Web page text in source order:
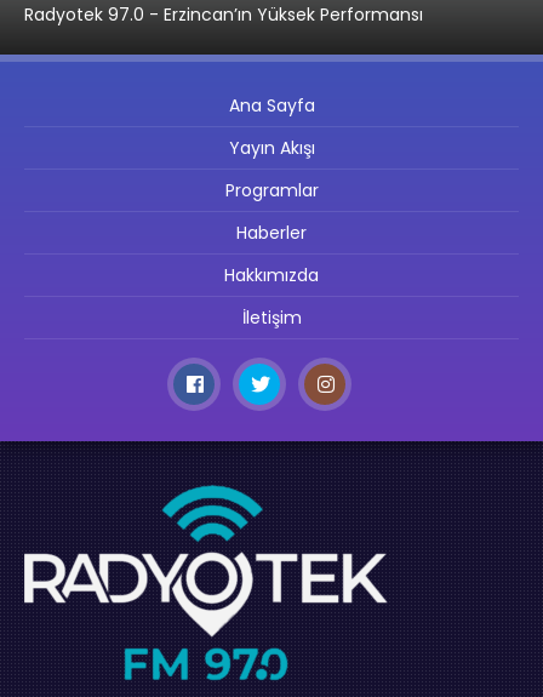
Radyotek 97.0 - Erzincan’ın Yüksek Performansı
Ana Sayfa
Yayın Akışı
Programlar
Haberler
Hakkımızda
İletişim